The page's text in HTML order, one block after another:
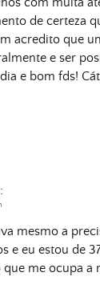
de certeza
acredito que
e ser
e bom fds!
mesmo a
e eu estou de
que me ocupa a